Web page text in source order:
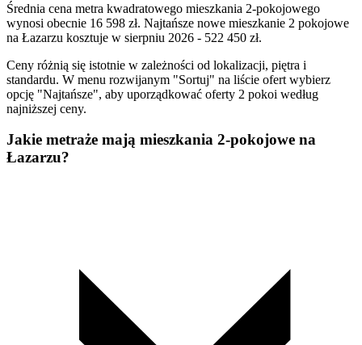
Średnia cena metra kwadratowego mieszkania 2-pokojowego
wynosi obecnie 16 598 zł. Najtańsze nowe mieszkanie 2 pokojowe
na Łazarzu kosztuje w sierpniu 2026 - 522 450 zł.
Ceny różnią się istotnie w zależności od lokalizacji, piętra i
standardu. W menu rozwijanym "Sortuj" na liście ofert wybierz
opcję "Najtańsze", aby uporządkować oferty 2 pokoi według
najniższej ceny.
Jakie metraże mają mieszkania 2-pokojowe na
Łazarzu?